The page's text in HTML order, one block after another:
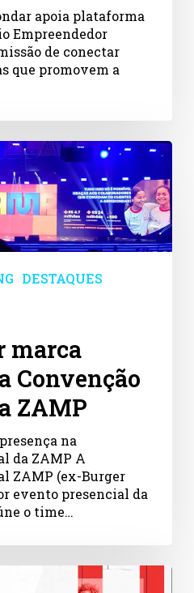
apoia plataforma
Empreendedor
de conectar
que promovem a
DESTAQUES
marca
Convenção
ZAMP
na
da ZAMP A
ZAMP (ex-Burger
evento presencial da
o time…